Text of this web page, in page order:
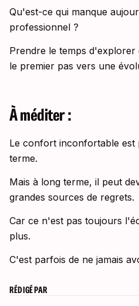
Qu'est-ce qui manque
professionnel ?
Prendre le temps d'explorer
le premier pas vers une
À méditer :
Le confort inconfortable
terme.
Mais à long terme, il peut
grandes sources de regrets.
Car ce n'est pas toujours
plus.
C'est parfois de ne jamais
RÉDIGÉ PAR